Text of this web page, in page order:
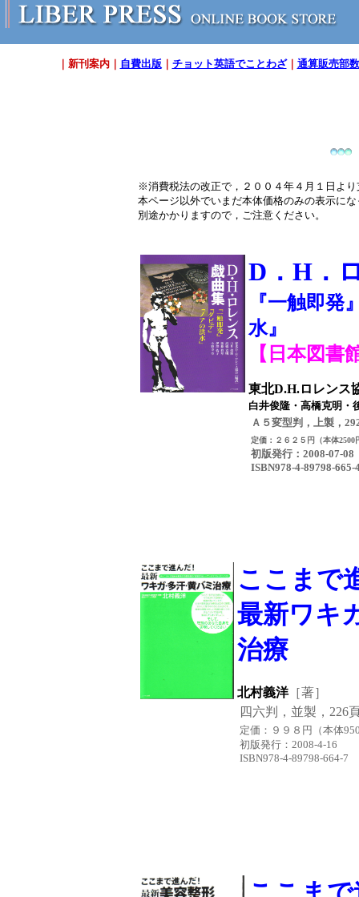
新刊案内｜ 自費出版｜ チョット英語でことわざ｜ 通算販売部
※消費税法の改正で，２００４年４月１日よ
本ページ以外でいまだ本体価格のみの表示に
別途かかりますので，ご注意ください。
D．H．
『一触即発
水』
【日本図書
東北D.H.ロレンス
白井俊隆・高橋克明・
Ａ５変型判，上製，
定価：２６２５円 （本体
初版発行：2008-
ISBN978-4-89798-665-
ここま
最新ワキ
治療
北村義洋［著］
四六判，並製，226
定価：９９８円 （本体
初版発行：2008-4-
ISBN978-4-89798-664-7